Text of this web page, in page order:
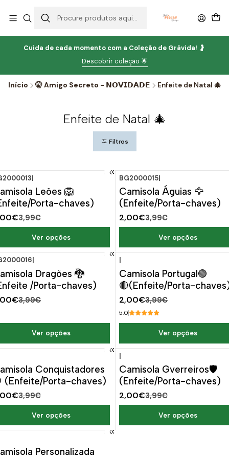
Cuida de cada momento com a Coleção de Grávida! 🤰
Descobrir coleção 🌟
Início 🤫 Amigo Secreto - 𝗡𝗢𝗩𝗜𝗗𝗔𝗗𝗘 Enfeite de Natal 🎄
Enfeite de Natal 🎄
Filtros
-50% DESCONTO
|
Leões 🦁
Porta-chaves)
3,99€
Ver opções
-50% DESCONTO
BG2000015|
Camisola Águias 🦅
(Enfeite/Porta-chaves)
2,00€3,99€
Ver opções
-50% DESCONTO
|
Dragões 🐉
/Porta-chaves)
3,99€
Ver opções
-50% DESCONTO
|
Camisola Portugal🟢
🔴(Enfeite/Porta-
2,00€3,99€
5.0
Ver opções
-50% DESCONTO
Conquistadores
(Enfeite/Porta-chaves)
3,99€
Ver opções
-50% DESCONTO
|
Camisola Gverreiros🛡️
(Enfeite/Porta-chaves)
2,00€3,99€
Ver opções
-50% DESCONTO
Personalizada